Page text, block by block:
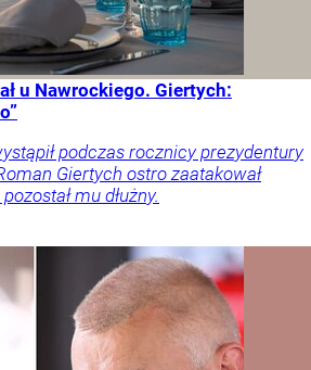
u Nawrockiego. Giertych:
podczas rocznicy prezydentury
Giertych ostro zaatakował
mu dłużny.